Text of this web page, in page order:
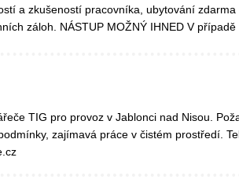
a zkušeností pracovníka, ubytování
záloh. NÁSTUP MOŽNÝ IHNED V
TIG pro provoz v Jablonci nad Nisou.
zajímavá práce v čistém prostředí.